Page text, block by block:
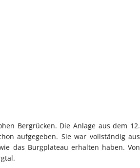
Bergrücken. Die Anlage aus dem 12.
aufgegeben. Sie war vollständig aus
das Burgplateau erhalten haben. Von